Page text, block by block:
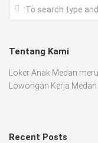
Tentang Kami
Loker Anak Medan
Lowongan Kerja
Recent Posts